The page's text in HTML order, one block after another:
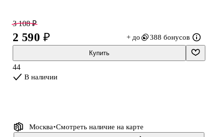
полки или оригинальным подарком. Рекомендуемый возраст —
от 10 лет (подойдёт и взрослым).
3 108 ₽
2 590 ₽ + до 388 бонусов
Купить
44
В наличии
Москва Смотреть наличие на карте